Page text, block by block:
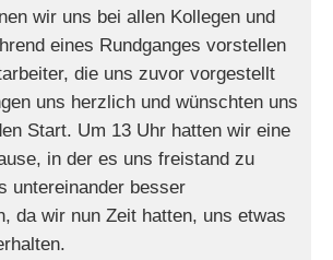
wir uns bei allen Kollegen und
eines Rundganges vorstellen
die uns zuvor vorgestellt
uns herzlich und wünschten uns
Start. Um 13 Uhr hatten wir eine
in der es uns freistand zu
untereinander besser
da wir nun Zeit hatten, uns etwas